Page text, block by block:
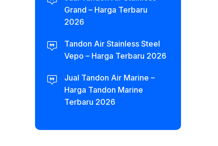
Grand – Harga Terbaru
2026
Tandon Air Stainless Steel
Vepo – Harga Terbaru 2026
Jual Tandon Air Marine –
Harga Tandon Marine
Terbaru 2026